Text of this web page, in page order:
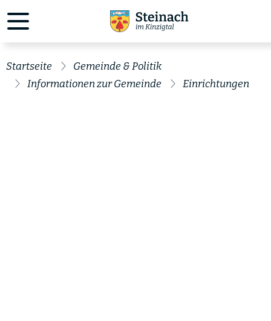
Startseite
Gemeinde & Politik
Informationen zur Gemeinde
Einrichtungen